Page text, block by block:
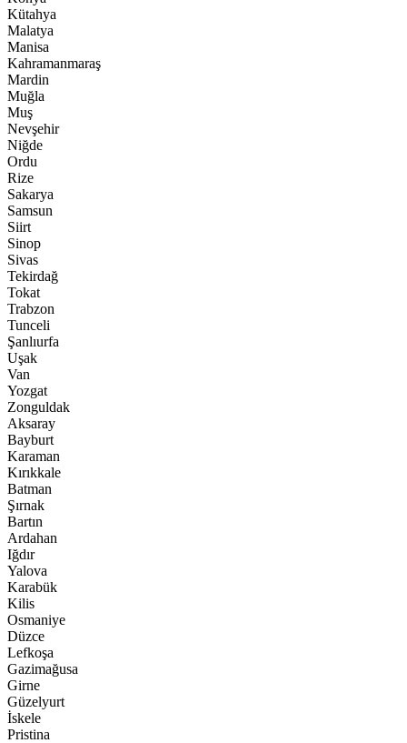
Kütahya
Malatya
Manisa
Kahramanmaraş
Mardin
Muğla
Muş
Nevşehir
Niğde
Ordu
Rize
Sakarya
Samsun
Siirt
Sinop
Sivas
Tekirdağ
Tokat
Trabzon
Tunceli
Şanlıurfa
Uşak
Van
Yozgat
Zonguldak
Aksaray
Bayburt
Karaman
Kırıkkale
Batman
Şırnak
Bartın
Ardahan
Iğdır
Yalova
Karabük
Kilis
Osmaniye
Düzce
Lefkoşa
Gazimağusa
Girne
Güzelyurt
İskele
Pristina